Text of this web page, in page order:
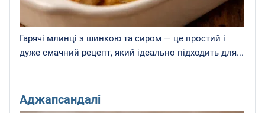
Гарячі млинці з шинкою та сиром — це простий і
дуже смачний рецепт, який ідеально підходить для...
Аджапсандалі